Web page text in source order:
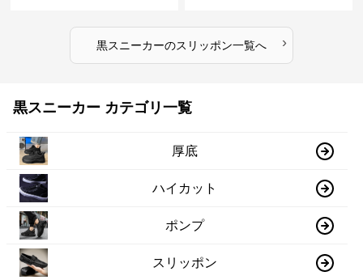
黒スニーカーのスリッポン一覧へ ›
黒スニーカー カテゴリ一覧
厚底
ハイカット
ポンプ
スリッポン